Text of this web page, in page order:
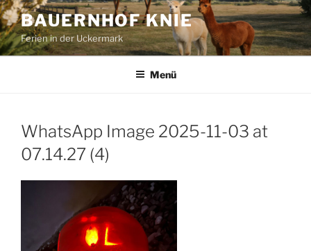
Zum
Inhalt
springen
BAUERNHOF KNIE
Ferien in der Uckermark
Menü
WhatsApp Image 2025-11-03 at
07.14.27 (4)